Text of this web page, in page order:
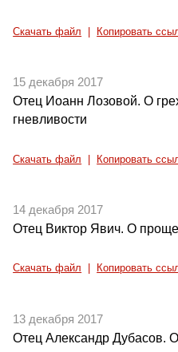
Скачать файл Копировать
15 декабря 2017
Отец Иоанн Лозовой. О
гневливости
Скачать файл Копировать
14 декабря 2017
Отец Виктор Явич. О
Скачать файл Копировать
13 декабря 2017
Отец Александр Дубасов.